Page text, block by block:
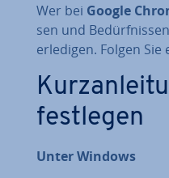
Wer bei Google
sen und
erledigen. Folgen
festlegen
Unter Windows